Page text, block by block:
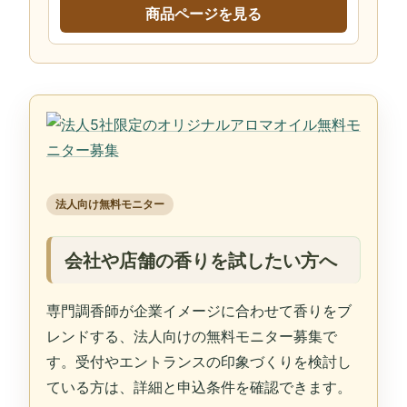
商品ページを見る
法人向け無料モニター
会社や店舗の香りを試したい方へ
専門調香師が企業イメージに合わせて香りをブ
レンドする、法人向けの無料モニター募集で
す。受付やエントランスの印象づくりを検討し
ている方は、詳細と申込条件を確認できます。